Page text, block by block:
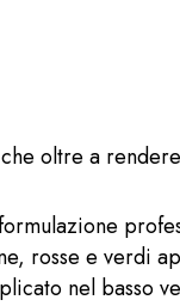
oltre a
rosse e verdi
nel basso